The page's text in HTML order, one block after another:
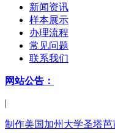
新闻资讯
样本展示
办理流程
常见问题
联系我们
网站公告：
|
制作美国加州大学圣塔